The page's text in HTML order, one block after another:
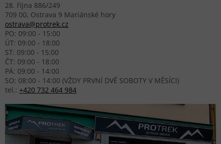
28. října 886/249
709 00, Ostrava 9 Mariánské hory
ostrava@protrek.cz
PO: 09:00 - 15:00
ÚT: 09:00 - 18:00
ST: 09:00 - 15:00
ČT: 09:00 - 18:00
PÁ: 09:00 - 14:00
SO: 08:00 - 14:00 (VŽDY PRVNÍ DVĚ SOBOTY V MĚSÍCI)
tel.: +420 732 464 984